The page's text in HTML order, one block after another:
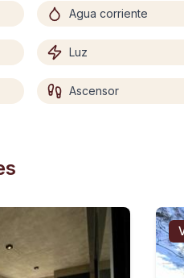
Agua corriente
Luz
Ascensor